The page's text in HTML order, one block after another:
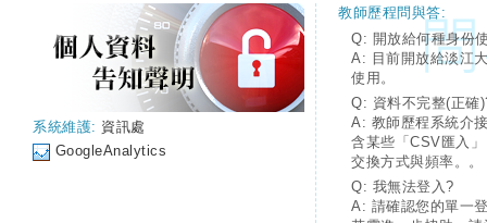
系統維護: 資訊處
GoogleAnalytics
教師歷程問與答:
Q: 開放給何種身份
A: 目前開放給淡江
使用。
Q: 資料不完整(正確
A: 教師歷程系統介
含某些「CSV匯入
交換方式與頻率。。
Q: 我無法登入?
A: 請確認您的單一